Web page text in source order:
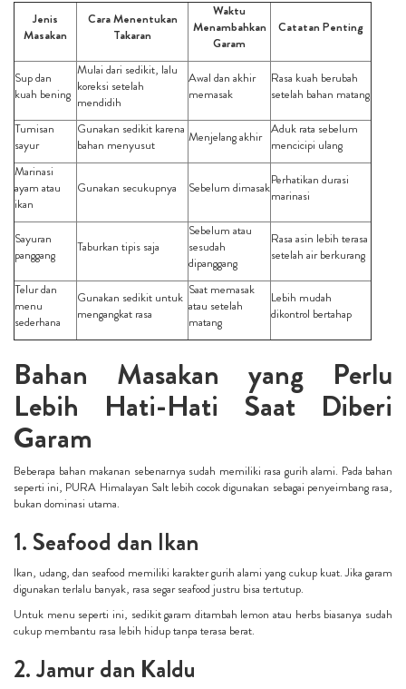
Jenis
Masakan
Cara Menentukan
Takaran
Waktu
Menambahkan
Garam
Catatan Penting
Sup dan
kuah bening
Mulai dari sedikit, lalu
koreksi setelah
mendidih
Awal dan akhir
memasak
Rasa kuah berubah
setelah bahan matang
Tumisan
sayur
Gunakan sedikit karena
bahan menyusut
Menjelang akhir Aduk rata sebelum
mencicipi ulang
Marinasi
ayam atau
ikan
Gunakan secukupnya Sebelum dimasakPerhatikan durasi
marinasi
Sayuran
panggang
Taburkan tipis saja
Sebelum atau
sesudah
dipanggang
Rasa asin lebih terasa
setelah air berkurang
Telur dan
menu
sederhana
Gunakan sedikit untuk
mengangkat rasa
Saat memasak
atau setelah
matang
Lebih mudah
dikontrol bertahap
Bahan Masakan yang Perlu
Lebih Hati-Hati Saat Diberi
Garam
Beberapa bahan makanan sebenarnya sudah memiliki rasa gurih alami. Pada bahan
seperti ini, PURA Himalayan Salt lebih cocok digunakan sebagai penyeimbang rasa,
bukan dominasi utama.
1. Seafood dan Ikan
Ikan, udang, dan seafood memiliki karakter gurih alami yang cukup kuat. Jika garam
digunakan terlalu banyak, rasa segar seafood justru bisa tertutup.
Untuk menu seperti ini, sedikit garam ditambah lemon atau herbs biasanya sudah
cukup membantu rasa lebih hidup tanpa terasa berat.
2. Jamur dan Kaldu